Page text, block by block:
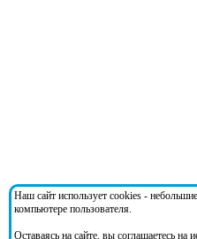
Наш сайт использует cookies -
компьютере пользователя.
Оставаясь на сайте, вы соглашаетесь на